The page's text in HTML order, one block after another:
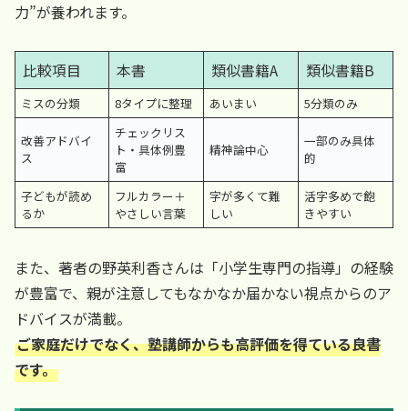
力”が養われます。
比較項目 本書 類似書籍A 類似書籍B
ミスの分類 8タイプに整理 あいまい 5分類のみ
改善アドバイ
ス
チェックリス
ト・具体例豊
富
精神論中心
一部のみ具体
的
子どもが読め
るか
フルカラー＋
やさしい言葉
字が多くて難
しい
活字多めで飽
きやすい
また、著者の野英利香さんは「小学生専門の指導」の経験
が豊富で、親が注意してもなかなか届かない視点からのア
ドバイスが満載。
ご家庭だけでなく、塾講師からも高評価を得ている良書
です。